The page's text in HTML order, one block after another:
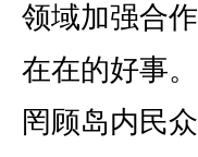
领域加强合
在在的好事
罔顾岛内民